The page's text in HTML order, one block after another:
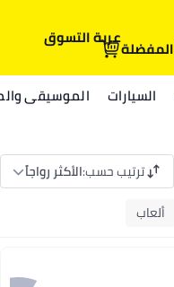
المفضلةعربة التسوق
السيارات الموسيقى
ترتيب حسب:الأكثر رواجاً
ألعاب